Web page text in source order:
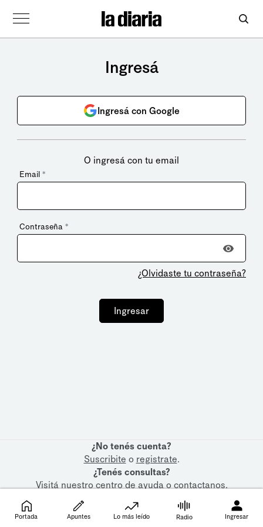
Ingresá
Ingresá con Google
O ingresá con tu email
Email *
Contraseña *
¿Olvidaste tu contraseña?
Ingresar
¿No tenés cuenta?
Suscribite o registrate.
¿Tenés consultas?
Visitá nuestrocentro de ayudaocontactanos.
Portada Apuntes Lo más leído Radio Ingresar